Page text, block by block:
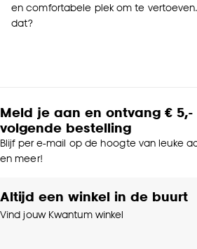
en comfortabele plek om te
dat?
Meld je aan en ontvang €
volgende bestelling
Blijf per e-mail op de hoogte van leuke
en meer!
Altijd een winkel in de buurt
Vind jouw Kwantum winkel